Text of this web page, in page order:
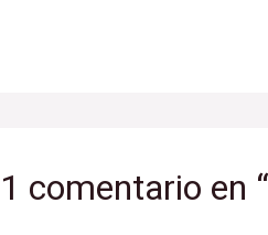
1 comentario en